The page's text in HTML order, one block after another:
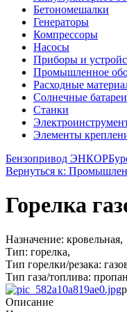
Бетономешалки
Генераторы
Компрессоры
Насосы
Приборы и
Промышленное
Расходные
Солнечные батареи
Станки
Элементы
Бензопривод ЭНКОР
Вернуться к:
Горелка
Назначение: кровельная,
Тип: горелка,
Тип горелки/резака:
Тип газа/топлива:
Описание